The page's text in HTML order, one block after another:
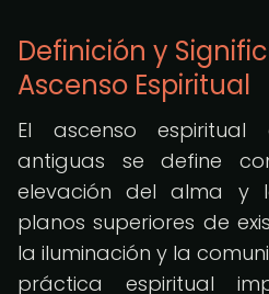
Definición y
Ascenso Espiritual
El ascenso
antiguas se define
elevación del alma y
planos superiores de
la iluminación y la
práctica espiritual